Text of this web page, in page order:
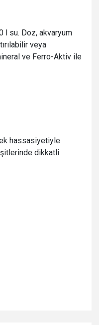
l su. Doz, akvaryum
veya
ve Ferro-Aktiv ile
hassasiyetiyle
dikkatli